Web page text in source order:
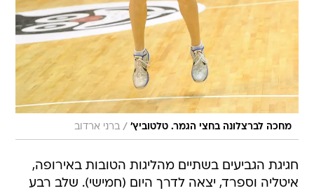
מחכה לברצלונה בחצי הגמר. טלטוביץ' / ברני ארדוב
חגיגת הגביעים בשתיים מהליגות הטובות באירופה,
איטליה וספרד, יצאה לדרך היום (חמישי). שלב רבע